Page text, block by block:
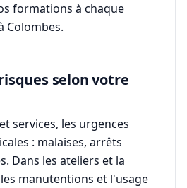
formations à chaque
Colombes.
selon votre
services, les urgences
: malaises, arrêts
Dans les ateliers et la
manutentions et l'usage